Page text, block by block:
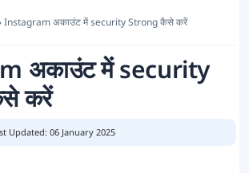
Instagram अकाउंट में security Strong कैसे करें
अकाउंट में security
करें
Updated: 06 January 2025